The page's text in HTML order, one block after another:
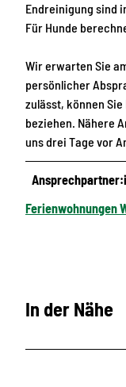
Endreinigung sind
Für Hunde
Wir erwarten Sie
persönlicher
zulässt, können
beziehen. Nähere
uns drei Tage vor
Ferienwohnungen
In der Nähe